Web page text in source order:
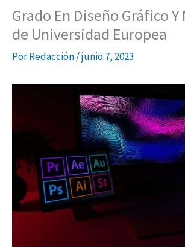
Grado En Diseño Gráfico
de Universidad Europea
PorRedacción/junio 7, 2023